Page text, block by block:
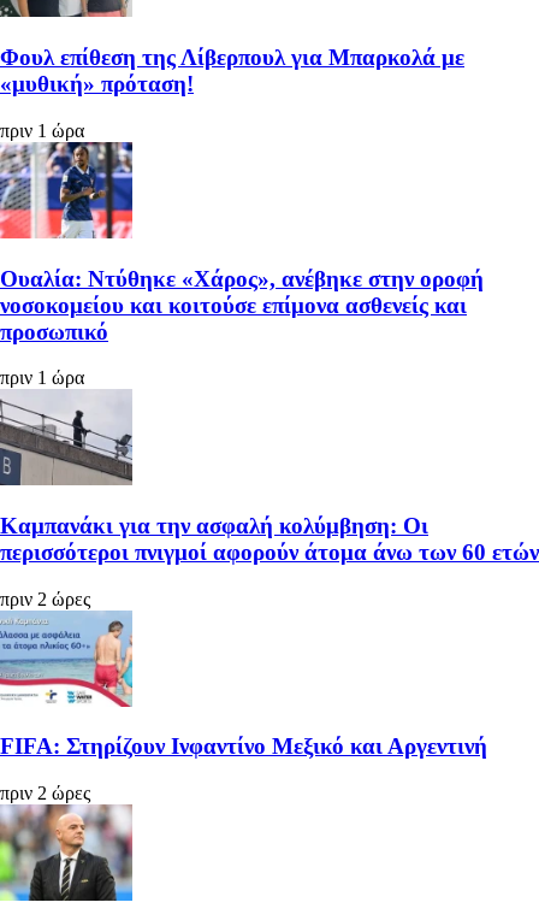
Φουλ επίθεση της Λίβερπουλ για Μπαρκολά με
«μυθική» πρόταση!
πριν 1 ώρα
Ουαλία: Ντύθηκε «Χάρος», ανέβηκε στην οροφή
νοσοκομείου και κοιτούσε επίμονα ασθενείς και
προσωπικό
πριν 1 ώρα
Καμπανάκι για την ασφαλή κολύμβηση: Οι
περισσότεροι πνιγμοί αφορούν άτομα άνω των 60 ετών
πριν 2 ώρες
FIFA: Στηρίζουν Ινφαντίνο Μεξικό και Αργεντινή
πριν 2 ώρες